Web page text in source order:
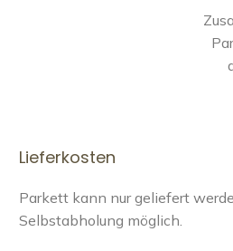
Lieferkosten
Parkett kann nur geliefert
Selbstabholung möglich.